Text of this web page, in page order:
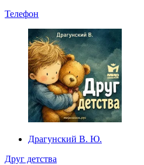
Телефон
Драгунский В. Ю.
Друг детства